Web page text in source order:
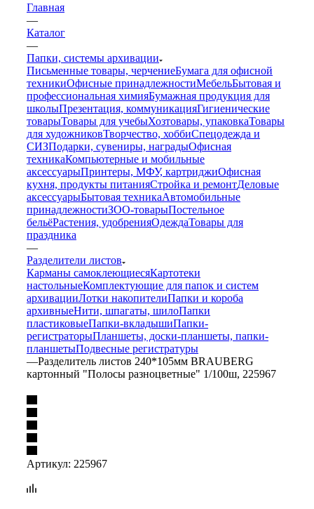
Главная
—
Каталог
—
Папки, системы архивации
Письменные товары, черчениеБумага для офисной
техникиОфисные принадлежностиМебельБытовая и
профессиональная химияБумажная продукция для
школыПрезентация, коммуникацияГигиенические
товарыТовары для учебыХозтовары, упаковкаТовары
для художниковТворчество, хоббиСпецодежда и
СИЗПодарки, сувениры, наградыОфисная
техникаКомпьютерные и мобильные
аксессуарыПринтеры, МФУ, картриджиОфисная
кухня, продукты питанияСтройка и ремонтДеловые
аксессуарыБытовая техникаАвтомобильные
принадлежностиЗОО-товарыПостельное
бельёРастения, удобренияОдеждаТовары для
праздника
—
Разделители листов
Карманы самоклеющиесяКартотеки
настольныеКомплектующие для папок и систем
архивацииЛотки накопителиПапки и короба
архивныеНити, шпагаты, шилоПапки
пластиковыеПапки-вкладышиПапки-
регистраторыПланшеты, доски-планшеты, папки-
планшетыПодвесные регистратуры
—Разделитель листов 240*105мм BRAUBERG
картонный "Полосы разноцветные" 1/100ш, 225967
Артикул: 225967